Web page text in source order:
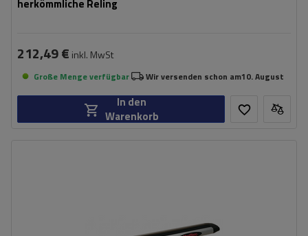
herkömmliche Reling
212,49 € inkl. MwSt
Große Menge verfügbar Wir versenden schon am10. August
In den
Warenkorb